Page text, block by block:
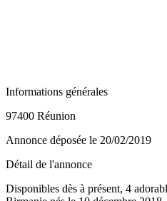
Informations générales
97400 Réunion
Annonce déposée le 20/02/2019
Détail de l'annonce
Disponibles dès à présent, 4